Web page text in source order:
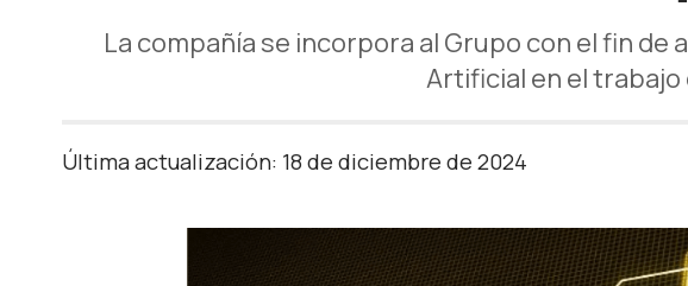
La compañía se incorpora al Grupo con el fin
Artificial en el
Última actualización: 18 de diciembre de 2024